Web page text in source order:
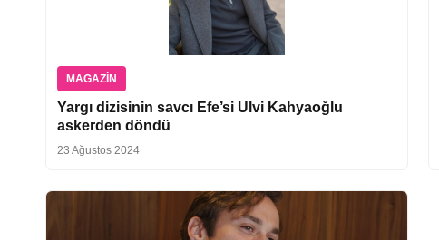
MAGAZIN
Yargı dizisinin savcı Efe’si Ulvi Kahyaoğlu
askerden döndü
23 Ağustos 2024